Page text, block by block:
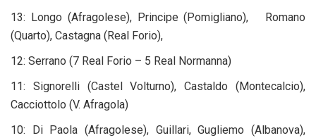
13: Longo (Afragolese), Principe (Pomigliano), Romano
(Quarto), Castagna (Real Forio),
12: Serrano (7 Real Forio – 5 Real Normanna)
11: Signorelli (Castel Volturno), Castaldo (Montecalcio),
Cacciottolo (V. Afragola)
10: Di Paola (Afragolese), Guillari, Gugliemo (Albanova),